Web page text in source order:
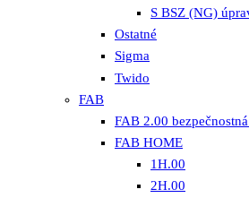
S BSZ (NG)
Ostatné
Sigma
Twido
FAB
FAB 2.00
FAB HOME
1H.00
2H.00